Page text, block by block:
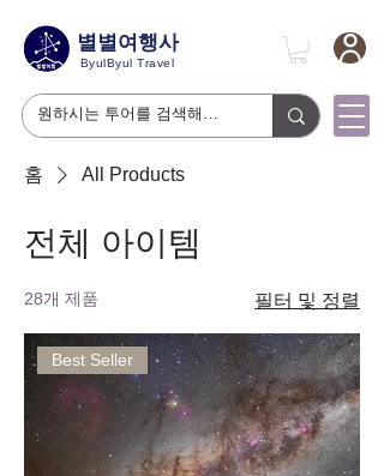
별별여행사
ByulByul Travel
홈 All Products
전체 아이템
28개 제품 필터 및 정렬
Best Seller